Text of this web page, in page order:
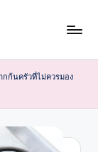
ก้นครัวที่ไม่ควรมอง